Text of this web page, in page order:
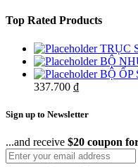
Top Rated Products
TRỤC
BỘ
BỘ ỐP
337.700 ₫
Sign up to Newsletter
...and receive $20 coupon